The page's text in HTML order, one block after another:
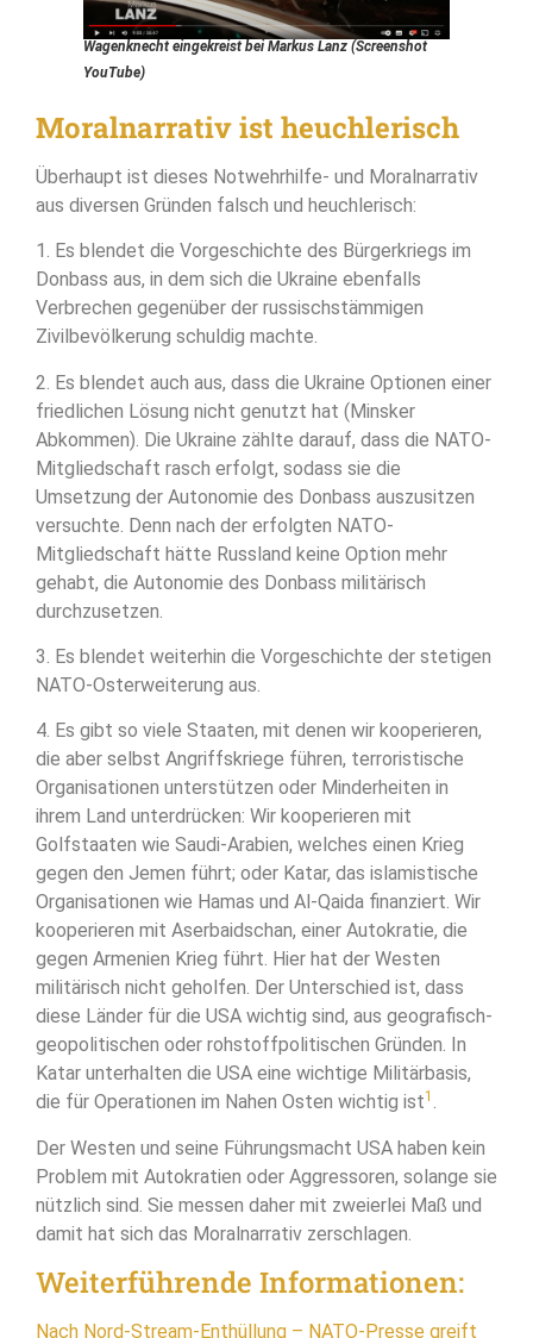
Wagenknecht eingekreist beiMarkus Lanz (Screenshot
YouTube)
Moralnarrativ ist heuchlerisch
Überhaupt ist dieses Notwehrhilfe- und Moralnarrativ
aus diversen Gründen falsch und heuchlerisch:
1. Es blendet die Vorgeschichte des Bürgerkriegs im
Donbass aus, in dem sich die Ukraine ebenfalls
Verbrechen gegenüber der russischstämmigen
Zivilbevölkerung schuldig machte.
2. Es blendet auch aus, dass die Ukraine Optionen einer
friedlichen Lösung nicht genutzt hat (Minsker
Abkommen). Die Ukraine zählte darauf, dass die NATO-
Mitgliedschaft rasch erfolgt, sodass sie die
Umsetzung der Autonomie des Donbass auszusitzen
versuchte. Denn nach der erfolgten NATO-
Mitgliedschaft hätte Russland keine Option mehr
gehabt, die Autonomie des Donbass militärisch
durchzusetzen.
3. Es blendet weiterhin die Vorgeschichte der stetigen
NATO-Osterweiterung aus.
4. Es gibt so viele Staaten, mit denen wir kooperieren,
die aber selbst Angriffskriege führen, terroristische
Organisationen unterstützen oder Minderheiten in
ihrem Land unterdrücken: Wir kooperieren mit
Golfstaaten wie Saudi-Arabien, welches einen Krieg
gegen den Jemen führt; oder Katar, das islamistische
Organisationen wie Hamas und Al-Qaida finanziert. Wir
kooperieren mit Aserbaidschan, einer Autokratie, die
gegen Armenien Krieg führt. Hier hat der Westen
militärisch nicht geholfen. Der Unterschied ist, dass
diese Länder für die USA wichtig sind, aus geografisch-
geopolitischen oder rohstoffpolitischen Gründen. In
Katar unterhalten die USA eine wichtige Militärbasis,
die für Operationen im Nahen Osten wichtig ist1 .
Der Westen und seine Führungsmacht USA haben kein
Problem mit Autokratien oder Aggressoren, solange sie
nützlich sind. Sie messen daher mit zweierlei Maß und
damit hat sich das Moralnarrativ zerschlagen.
Weiterführende Informationen:
Nach Nord-Stream-Enthüllung – NATO-Presse greift